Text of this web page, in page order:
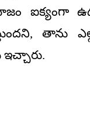
ఐక్యంగా
తాను